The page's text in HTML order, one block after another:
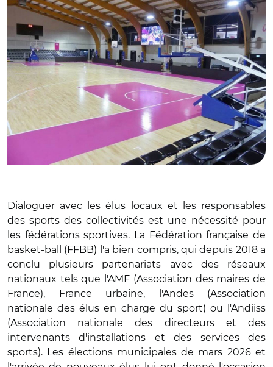
Dialoguer avec les élus locaux et les responsables
des sports des collectivités est une nécessité pour
les fédérations sportives. La Fédération française de
basket-ball (FFBB) l'a bien compris, qui depuis 2018 a
conclu plusieurs partenariats avec des réseaux
nationaux tels que l'AMF (Association des maires de
France), France urbaine, l'Andes (Association
nationale des élus en charge du sport) ou l'Andiiss
(Association nationale des directeurs et des
intervenants d'installations et des services des
sports). Les élections municipales de mars 2026 et